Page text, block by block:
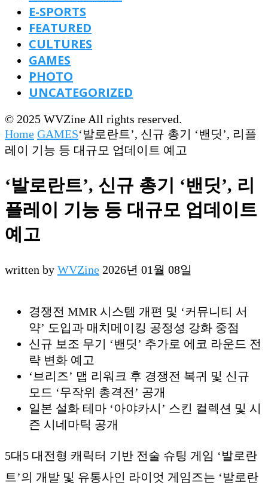
E-SPORTS
FEATURED
CULTURES
GAMES
PHOTO
UNCATEGORIZED
© 2025 WVZine All rights reserved.
Home GAMES‘발로란트’, 신규 총기 ‘밴딧’, 리플
레이 기능 등 대규모 업데이트 예고
‘발로란트’, 신규 총기 ‘밴딧’, 리
플레이 기능 등 대규모 업데이트
예고
written by WVZine 2026년 01월 08일
경쟁전 MMR 시스템 개편 및 ‘커뮤니티 서
약’ 도입과 매치메이킹 공정성 강화 중점
신규 보조 무기 ‘밴딧’ 추가로 에코 라운드 전
략 변화 예고
‘브리즈’ 맵 리워크 후 경쟁전 복귀 및 신규
모드 ‘무작위 총격전’ 공개
일본 설화 테마 ‘아야카시’ 스킨 컬렉션 및 시
즌 시네마틱 공개
5대5 대전형 캐릭터 기반 전술 슈팅 게임 ‘발로란
트’의 개발 및 유통사인 라이엇 게임즈는 ‘발로란